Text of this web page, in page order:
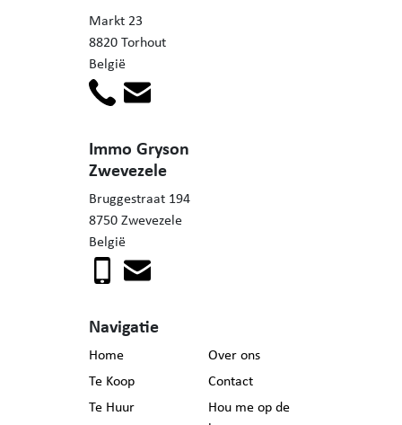
Markt 23
8820 Torhout
België
Immo Gryson
Zwevezele
Bruggestraat 194
8750 Zwevezele
België
Navigatie
Home
Te Koop
Te Huur
Over ons
Contact
Hou me op de